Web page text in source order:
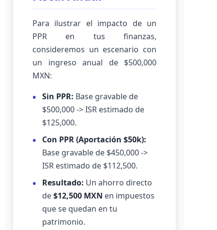
Para ilustrar el impacto de un
PPR en tus finanzas,
consideremos un escenario con
un ingreso anual de $500,000
MXN:
Sin PPR: Base gravable de
$500,000 -> ISR estimado de
$125,000.
Con PPR (Aportación $50k):
Base gravable de $450,000 ->
ISR estimado de $112,500.
Resultado: Un ahorro directo
de$12,500 MXN en impuestos
que se quedan en tu
patrimonio.